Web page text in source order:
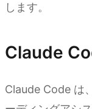
します。
Claude
Claude Code は